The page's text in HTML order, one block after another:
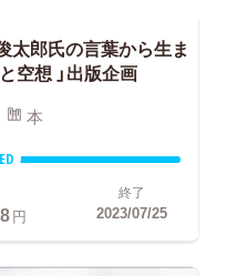
太郎氏の言葉から生ま
空想 」出版企画
本
円
終了
2023/07/25